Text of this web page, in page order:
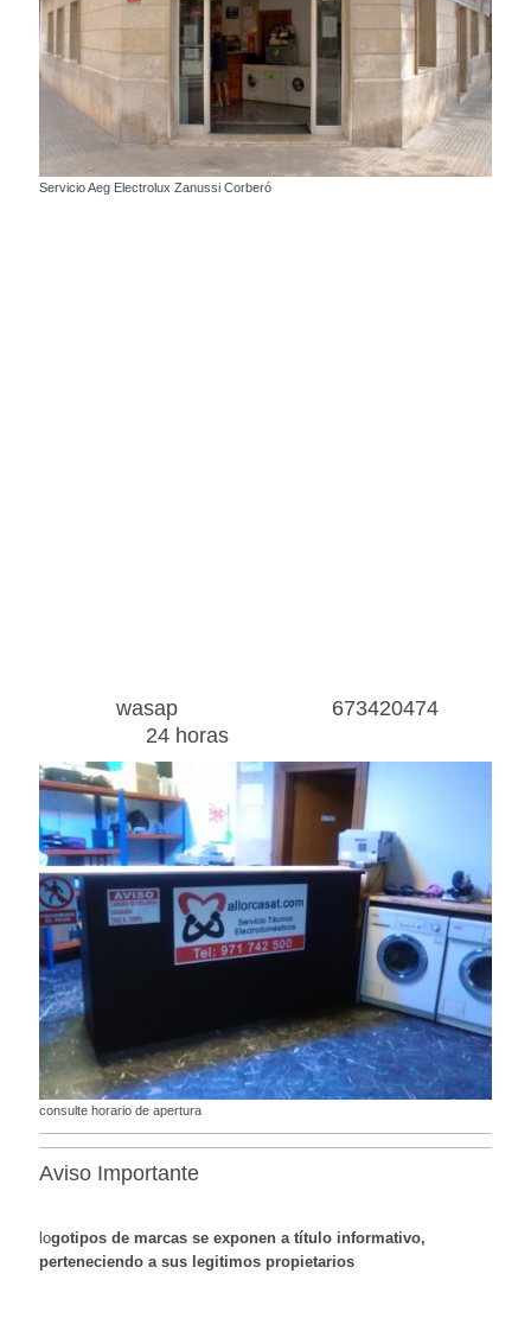
Servicio Aeg Electrolux Zanussi Corberó
wasap 673420474
24 horas
consulte horario de apertura
Aviso Importante
logotipos de marcas se exponen a título informativo,
perteneciendo a sus legitimos propietarios